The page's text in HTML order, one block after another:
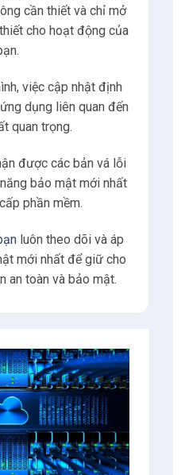
cần thiết và chỉ mở
cho hoạt động của
việc cập nhật định
dụng liên quan đến
quan trọng.
được các bản vá lỗi
bảo mật mới nhất
phần mềm.
luôn theo dõi và áp
mới nhất để giữ cho
an toàn và bảo mật.